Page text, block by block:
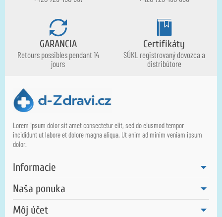
GARANCIA
Retours possibles pendant 14
jours
Certifikáty
SÚKL registrovaný dovozca a
distribútore
Lorem ipsum dolor sit amet consectetur elit, sed do eiusmod tempor
incididunt ut labore et dolore magna aliqua. Ut enim ad minim veniam ipsum
dolor.
Informacie
Naša ponuka
Môj účet